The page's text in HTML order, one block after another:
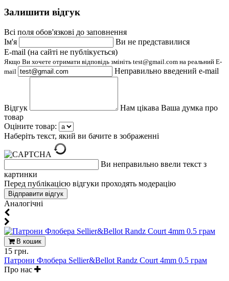
Залишити відгук
Всі поля обов'язкові до заповнення
Ім'я
Ви не представилися
E-mail (на сайті не публікується)
Якщо Ви хочете отримати відповідь змініть test@gmail.com на реальний E-
mail
Неправильно введений e-mail
Відгук
Нам цікава Ваша думка про
товар
Оціните товар:
Наберіть текст, який ви бачите в зображенні
Ви неправильно ввели текст з
картинки
Перед публікацією відгуки проходять модерацію
Aналогічні
В кошик
15 грн.
Патрони Флобера Sellier&Bellot Randz Court 4mm 0.5 грам
Про нас